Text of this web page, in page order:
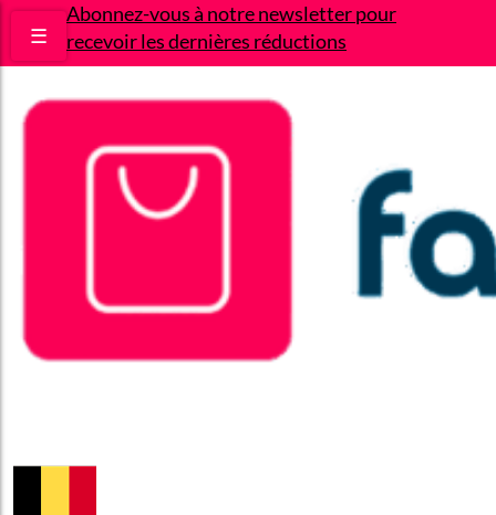
Abonnez-vous à notre newsletter pour
recevoir les dernières réductions
☰